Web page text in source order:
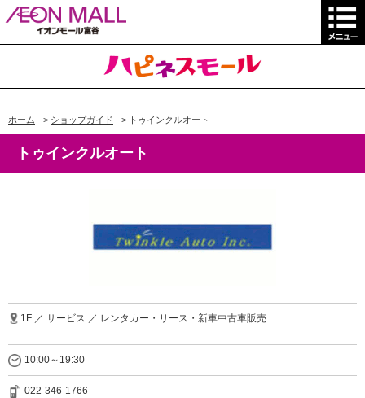
ホーム > ショップガイド > トゥインクルオート
トゥインクルオート
1F ／ サービス ／ レンタカー・リース・新車中古車販売
10:00～19:30
022-346-1766